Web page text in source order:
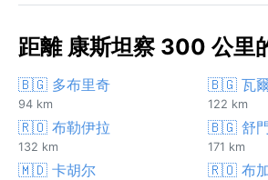
距離 康斯坦察 300 公里
🇧🇬 多布里奇
94 km
🇧🇬 瓦
122 km
🇷🇴 布勒伊拉
132 km
🇧🇬 舒
171 km
🇲🇩 卡胡尔 🇷🇴 布